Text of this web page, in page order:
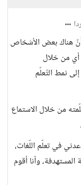
هناك بعض الأشخاص
أي من خلال
نمط التّعلّم
من خلال الاستماع
في تعلّم اللّغات،
وأنا أقوم